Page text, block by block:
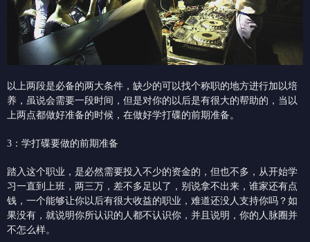
以上两段是必备的两大条件，缺少的可以找个称职的地方进行加以培
养，虽说会需要一段时间，但是对你的以后是有很大的帮助的，当以
上两点都做好准备的时候，在做好学打碟的前期准备。
3：学打碟要做的前期准备
踏入这个职业，是必然需要投入不少的资金的，但也不多，从开始学
习一直到上班，两三万，差不多足以了，别说拿不出来，谁家还有点
钱，一个能够让你以后有很大收益的职业，难道还没人支持你吗？如
果没有，就说明你所认识的人都不认识你，并且说明，你的人脉圈并
不怎么样。